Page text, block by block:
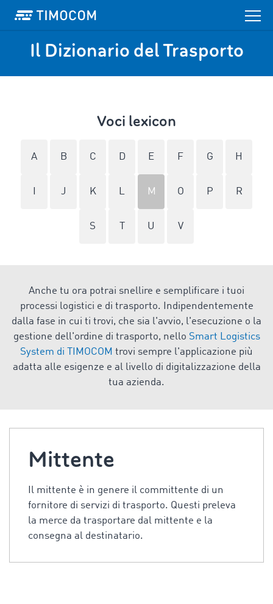
Il Dizionario del Trasporto
Voci lexicon
A B C D E F G H
J K L M O P R
S U V
Anche tu ora potrai snellire e semplificare i tuoi
processi logistici e di trasporto. Indipendentemente
dalla fase in cui ti trovi, che sia l'avvio, l'esecuzione o la
gestione dell'ordine di trasporto, nello Smart Logistics
System di TIMOCOM trovi sempre l'applicazione più
adatta alle esigenze e al livello di digitalizzazione della
tua azienda.
Mittente
Il mittente è in genere il committente di un
fornitore di servizi di trasporto. Questi preleva
la merce da trasportare dal mittente e la
consegna al destinatario.